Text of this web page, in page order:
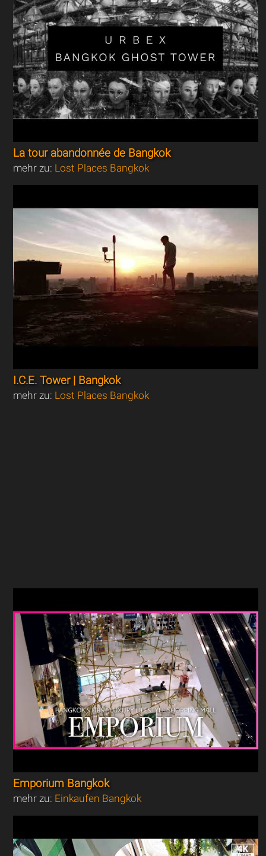
La tour abandonnée de Bangkok
mehr zu: Lost Places Bangkok
I.C.E. Tower | Bangkok
mehr zu: Lost Places Bangkok
Emporium Bangkok
mehr zu: Einkaufen Bangkok